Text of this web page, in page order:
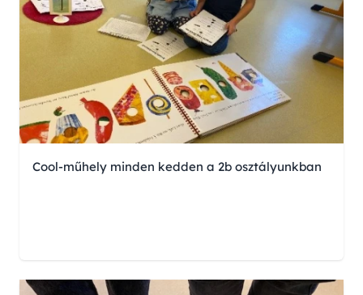
Cool-műhely minden kedden a 2b osztályunkban